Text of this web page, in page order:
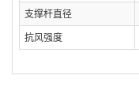
支撑杆直径
抗风强度